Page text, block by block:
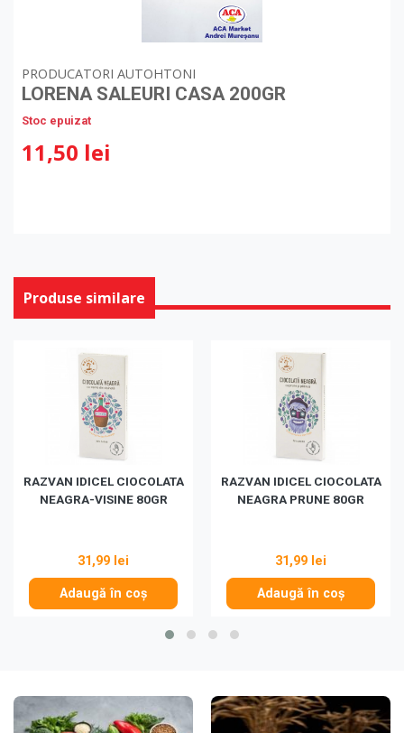
PRODUCATORI AUTOHTONI
LORENA SALEURI CASA 200GR
Stoc epuizat
11,50 lei
Produse similare
RAZVAN IDICEL CIOCOLATA
NEAGRA-VISINE 80GR
31,99 lei
Adaugă în coș
RAZVAN IDICEL CIOCOLATA
NEAGRA PRUNE 80GR
31,99 lei
Adaugă în coș